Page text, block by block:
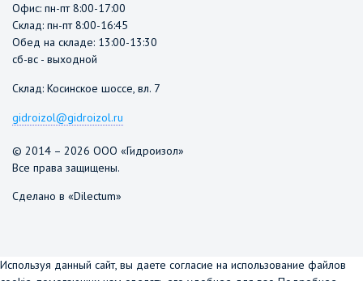
Офис: пн-пт 8:00-17:00
Склад: пн-пт 8:00-16:45
Обед на складе: 13:00-13:30
сб-вс - выходной
Склад: Косинское шоссе, вл. 7
gidroizol@gidroizol.ru
© 2014 – 2026 ООО «Гидроизол»
Все права защищены.
Сделано в «Dilectum»
Используя данный сайт, вы даете согласие на использование файлов